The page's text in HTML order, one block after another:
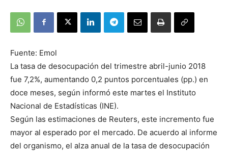
Fuente: Emol
La tasa de desocupación del trimestre abril-junio 2018
fue 7,2%, aumentando 0,2 puntos porcentuales (pp.) en
doce meses, según informó este martes el Instituto
Nacional de Estadísticas (INE).
Según las estimaciones de Reuters, este incremento fue
mayor al esperado por el mercado. De acuerdo al informe
del organismo, el alza anual de la tasa de desocupación